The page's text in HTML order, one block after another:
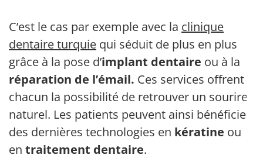
C’est le cas par exemple avec la clinique
dentaire turquie qui séduit de plus en plus
grâce à la pose d’implant dentaire ou à la
réparation de l’émail. Ces services offrent à
chacun la possibilité de retrouver un sourire
naturel. Les patients peuvent ainsi bénéficier
des dernières technologies en kératine ou
en traitement dentaire.